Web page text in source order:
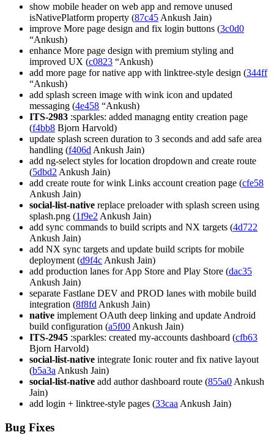
show mobile header on web app and remove unused
isNativePlatform property (87c45 Ankush Jain)
improve More page design and fix login buttons (3c0d0
“Ankush)
enhance More page design with premium styling and
improved UX (c0823 “Ankush)
add more page for native app with linktree-style design (344ff
“Ankush)
add splash screen image with wink icon and updated
messaging (4e458 “Ankush)
ITS-2983 :sparkles: added managng entity creation page
(f4bb8 Bjorn Harvold)
update splash screen duration to 3 seconds and add safe area
handling (f406d Ankush Jain)
add ng-select styles for location dropdown and create route
(5dbd2 Ankush Jain)
add create route for wink Links account creation page (cfe58
Ankush Jain)
social-list-native replace preloader with splash screen using
splash.png (1f9e2 Ankush Jain)
add sync commands to build scripts and NX targets (4d722
Ankush Jain)
add NX sync targets and update build scripts for mobile
deployment (d9f4c Ankush Jain)
add production lanes for App Store and Play Store (dac35
Ankush Jain)
separate Fastlane DEV and PROD lanes with mobile build
integration (8f8fd Ankush Jain)
native implement OAuth deep linking and update Android
build configuration (a5f00 Ankush Jain)
ITS-2945 :sparkles: created my-accounts dashboard (cfb63
Bjorn Harvold)
social-list-native integrate Ionic router and fix native layout
(b5a3a Ankush Jain)
social-list-native add author dashboard route (855a0 Ankush
Jain)
add login + linktree-style pages (33caa Ankush Jain)
Bug Fixes